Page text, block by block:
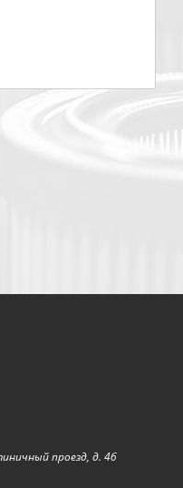
проезд, д. 4б